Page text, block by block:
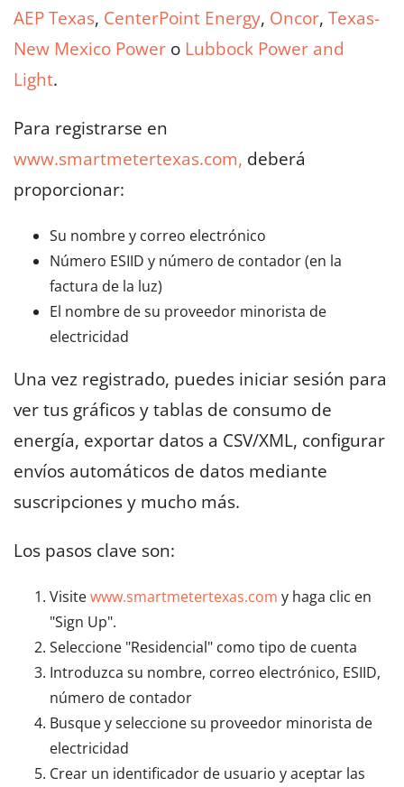
AEP Texas, CenterPoint Energy, Oncor, Texas-
New Mexico Power o Lubbock Power and
Light.
Para registrarse en
www.smartmetertexas.com, deberá
proporcionar:
Su nombre y correo electrónico
Número ESIID y número de contador (en la
factura de la luz)
El nombre de su proveedor minorista de
electricidad
Una vez registrado, puedes iniciar sesión para
ver tus gráficos y tablas de consumo de
energía, exportar datos a CSV/XML, configurar
envíos automáticos de datos mediante
suscripciones y mucho más.
Los pasos clave son:
Visitewww.smartmetertexas.com y haga clic en
"Sign Up".
Seleccione "Residencial" como tipo de cuenta
Introduzca su nombre, correo electrónico, ESIID,
número de contador
Busque y seleccione su proveedor minorista de
electricidad
Crear un identificador de usuario y aceptar las